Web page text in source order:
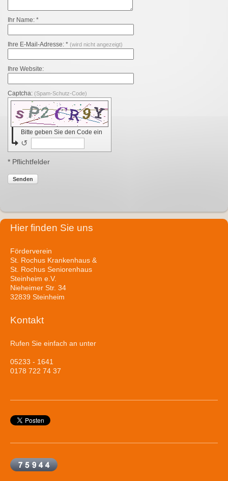
Ihr Name: *
Ihre E-Mail-Adresse: * (wird nicht angezeigt)
Ihre Website:
Captcha: (Spam-Schutz-Code)
Bitte geben Sie den Code ein
↺
* Pflichtfelder
Senden
Hier finden Sie uns
Förderverein
St. Rochus Krankenhaus &
St. Rochus Seniorenhaus
Steinheim e.V.
Nieheimer Str. 34
32839 Steinheim
Kontakt
Rufen Sie einfach an unter
05233 - 1641
0178 722 74 37